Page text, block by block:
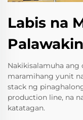
Labis na
Nakikisalamuha
maramihang yunit
stack ng
production line, na
katatagan.